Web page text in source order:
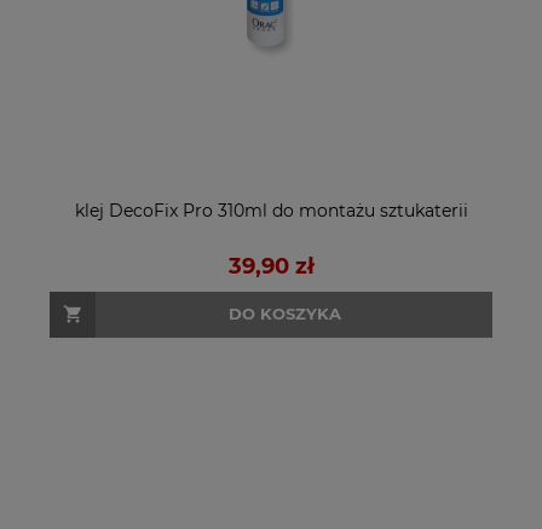
klej DecoFix Pro 310ml do montażu sztukaterii
39,90 zł
DO KOSZYKA